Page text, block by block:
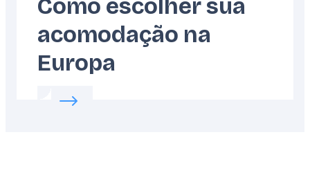
Como escolher sua
acomodação na
Europa
Read more about: